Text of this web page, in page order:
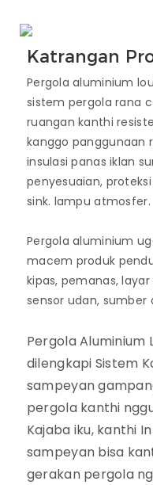
Katrangan
Pergola aluminium
sistem pergola rana
ruangan kanthi
kanggo panggunaan
insulasi panas iklan
penyesuaian,
sink. lampu atmosfer.
Pergola aluminium
macem produk
kipas, pemanas,
sensor udan, sumber
Pergola Aluminium
dilengkapi Sistem
sampeyan
pergola kanthi
Kajaba iku, kanthi
sampeyan bisa
gerakan pergola